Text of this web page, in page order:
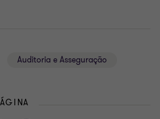
Auditoria e Asseguração